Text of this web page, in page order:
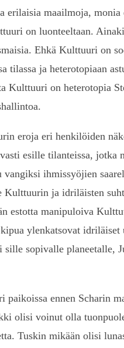
erilaisia maailmoja,
on luonteeltaan.
Ehkä Kulttuuri on
tilassa ja heterotopiaan
Kulttuuri on heterotopia
eroja eri henkilöiden
esille tilanteissa, jotka
ihmissyöjien
Kulttuurin ja idriläisten
estotta manipuloiva
ylenkatsovat idriläiset
sopivalle planeetalle,
paikoissa ennen Scharin
olisi voinut olla
Tuskin mikään olisi